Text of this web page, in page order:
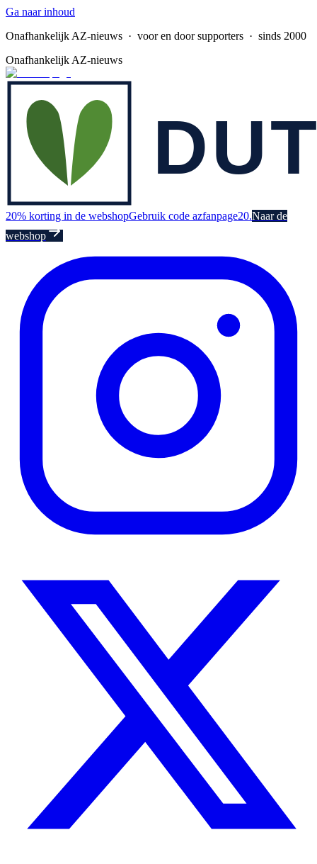
Ga naar inhoud
Onafhankelijk AZ-nieuws · voor en door supporters · sinds 2000
Onafhankelijk AZ-nieuws
20% korting in de webshopGebruik code azfanpage20.Naar de
webshop